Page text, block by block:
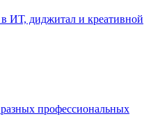
ИТ, диджитал и креативной
профессиональных